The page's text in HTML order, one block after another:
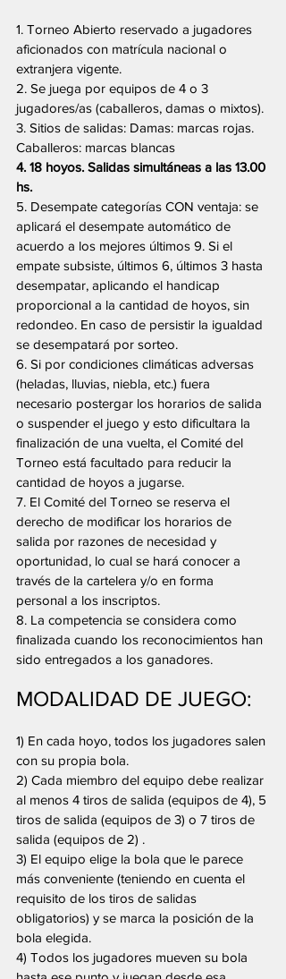
1. Torneo Abierto reservado a jugadores
aficionados con matrícula nacional o
extranjera vigente.
2. Se juega por equipos de 4 o 3
jugadores/as (caballeros, damas o mixtos).
3. Sitios de salidas: Damas: marcas rojas.
Caballeros: marcas blancas
4. 18 hoyos. Salidas simultáneas a las 13.00
hs.
5. Desempate categorías CON ventaja: se
aplicará el desempate automático de
acuerdo a los mejores últimos 9. Si el
empate subsiste, últimos 6, últimos 3 hasta
desempatar, aplicando el handicap
proporcional a la cantidad de hoyos, sin
redondeo. En caso de persistir la igualdad
se desempatará por sorteo.
6. Si por condiciones climáticas adversas
(heladas, lluvias, niebla, etc.) fuera
necesario postergar los horarios de salida
o suspender el juego y esto dificultara la
finalización de una vuelta, el Comité del
Torneo está facultado para reducir la
cantidad de hoyos a jugarse.
7. El Comité del Torneo se reserva el
derecho de modificar los horarios de
salida por razones de necesidad y
oportunidad, lo cual se hará conocer a
través de la cartelera y/o en forma
personal a los inscriptos.
8. La competencia se considera como
finalizada cuando los reconocimientos han
sido entregados a los ganadores.
MODALIDAD DE JUEGO:
1) En cada hoyo, todos los jugadores salen
con su propia bola.
2) Cada miembro del equipo debe realizar
al menos 4 tiros de salida (equipos de 4), 5
tiros de salida (equipos de 3) o 7 tiros de
salida (equipos de 2) .
3) El equipo elige la bola que le parece
más conveniente (teniendo en cuenta el
requisito de los tiros de salidas
obligatorios) y se marca la posición de la
bola elegida.
4) Todos los jugadores mueven su bola